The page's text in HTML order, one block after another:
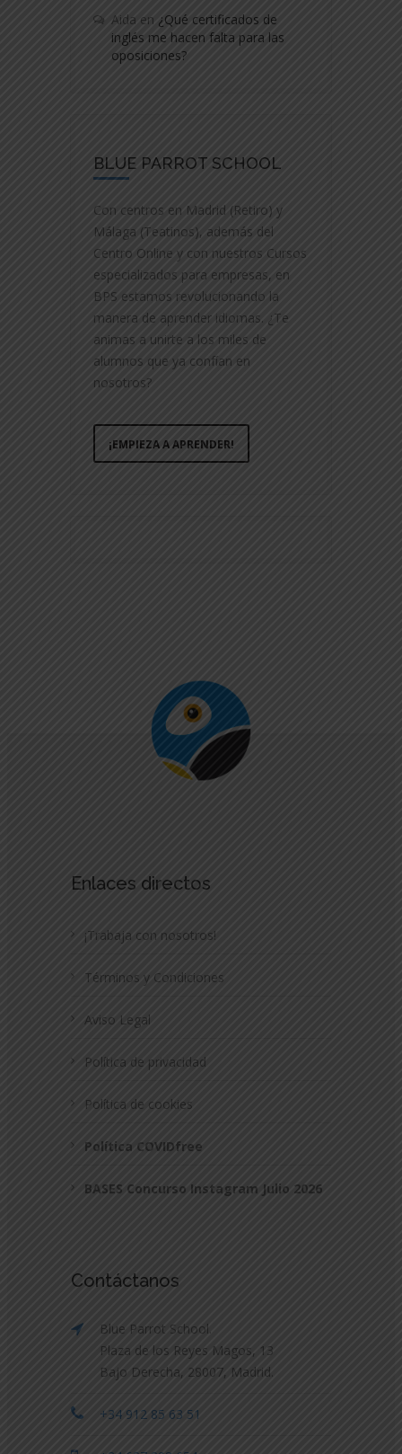
Aida en ¿Qué certificados de
inglés me hacen falta para las
oposiciones?
BLUE PARROT SCHOOL
Con centros en Madrid (Retiro) y
Málaga (Teatinos), además del
Centro Online y con nuestros Cursos
especializados para empresas, en
BPS estamos revolucionando la
manera de aprender idiomas. ¿Te
animas a unirte a los miles de
alumnos que ya confían en
nosotros?
¡EMPIEZA A APRENDER!
Enlaces directos
¡Trabaja con nosotros!
Términos y Condiciones
Aviso Legal
Política de privacidad
Política de cookies
Política COVIDfree
BASES Concurso Instagram Julio 2026
Contáctanos
Blue Parrot School.
Plaza de los Reyes Magos, 13
Bajo Derecha, 28007, Madrid.
+34 912 85 63 51